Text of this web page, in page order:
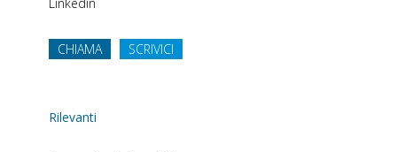
Linkedin
CHIAMA SCRIVICI
Rilevanti